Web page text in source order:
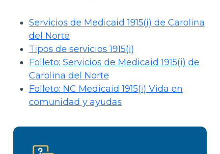
Servicios de Medicaid 1915(i) de Carolina
del Norte
Tipos de servicios 1915(i)
Folleto: Servicios de Medicaid 1915(i) de
Carolina del Norte
Folleto: NC Medicaid 1915(i) Vida en
comunidad y ayudas